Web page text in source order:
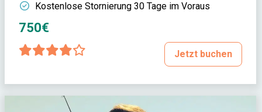
Kostenlose Stornierung 30 Tage im Voraus
750€
Jetzt buchen